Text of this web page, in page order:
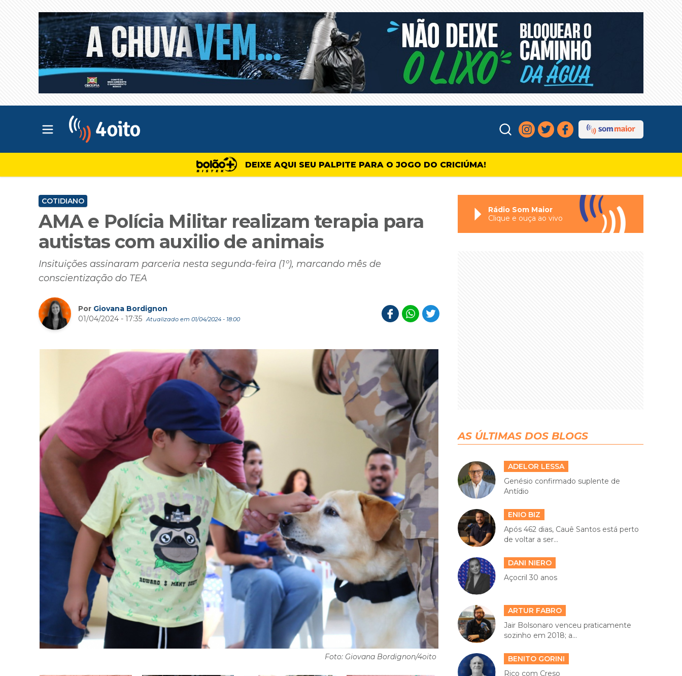
Abrir menu principal
DEIXE AQUI SEU PALPITE PARA O JOGO DO CRICIÚMA!
COTIDIANO
AMA e Polícia Militar realizam terapia para
autistas com auxilio de animais
Insituições assinaram parceria nesta segunda-feira (1º), marcando mês de
conscientização do TEA
Por Giovana Bordignon
01/04/2024 - 17:35 Atualizado em 01/04/2024 - 18:00
Foto: Giovana Bordignon/4oito
Rádio Som Maior
Clique e ouça ao vivo
AS ÚLTIMAS DOS BLOGS
ADELOR LESSA
Genésio confirmado suplente de
Antídio
ENIO BIZ
Após 462 dias, Cauê Santos está perto
de voltar a ser...
DANI NIERO
Açocril 30 anos
ARTUR FABRO
Jair Bolsonaro venceu praticamente
sozinho em 2018; a...
BENITO GORINI
Rico com Creso